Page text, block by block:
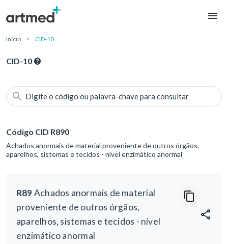
Início CID-10
CID-10
Digite o código ou palavra-chave para consultar
Código CID R890
Achados anormais de material proveniente de outros órgãos,
aparelhos, sistemas e tecidos - nível enzimático anormal
R89Achados anormais de material
proveniente de outros órgãos,
aparelhos, sistemas e tecidos - nível
enzimático anormal